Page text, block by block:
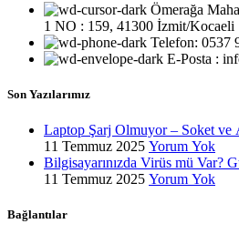
Ömerağa
1 NO : 159, 41300 İzmit/Kocaeli
Telefon: 0537
E-Posta :
Son Yazılarımız
Laptop Şarj Olmuyor – Soket ve
11 Temmuz 2025 Yorum Yok
Bilgisayarınızda Virüs mü Var?
11 Temmuz 2025 Yorum Yok
Bağlantılar